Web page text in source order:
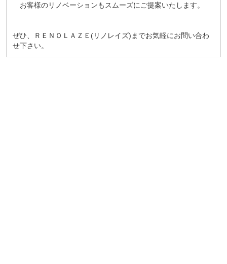
お客様のリノベーションもスムーズにご提案いたします。
ぜひ、ＲＥＮＯＬＡＺＥ(リノレイズ)までお気軽にお問い合わ
せ下さい。